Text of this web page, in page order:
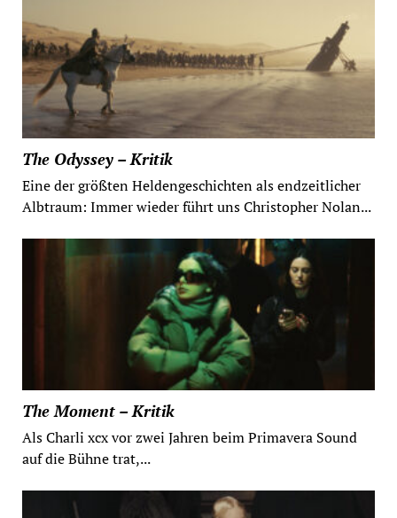
The Odyssey – Kritik
Eine der größten Heldengeschichten als endzeitlicher
Albtraum: Immer wieder führt uns Christopher Nolan...
The Moment – Kritik
Als Charli xcx vor zwei Jahren beim Primavera Sound
auf die Bühne trat,...